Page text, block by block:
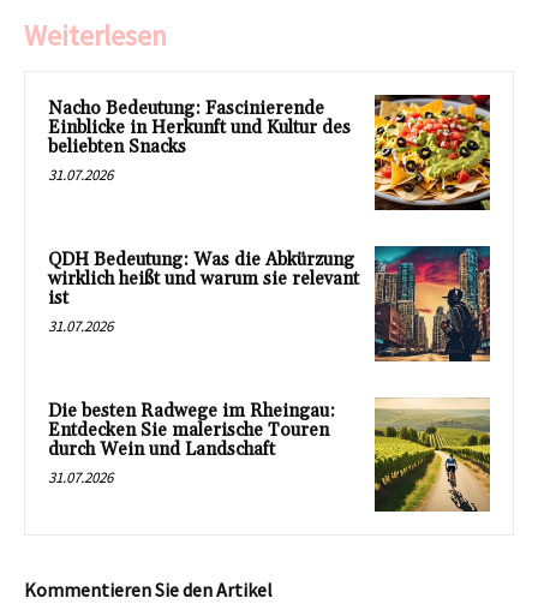
Weiterlesen
Nacho Bedeutung: Fascinierende
Einblicke in Herkunft und Kultur des
beliebten Snacks
31.07.2026
QDH Bedeutung: Was die Abkürzung
wirklich heißt und warum sie relevant
ist
31.07.2026
Die besten Radwege im Rheingau:
Entdecken Sie malerische Touren
durch Wein und Landschaft
31.07.2026
Kommentieren Sie den Artikel